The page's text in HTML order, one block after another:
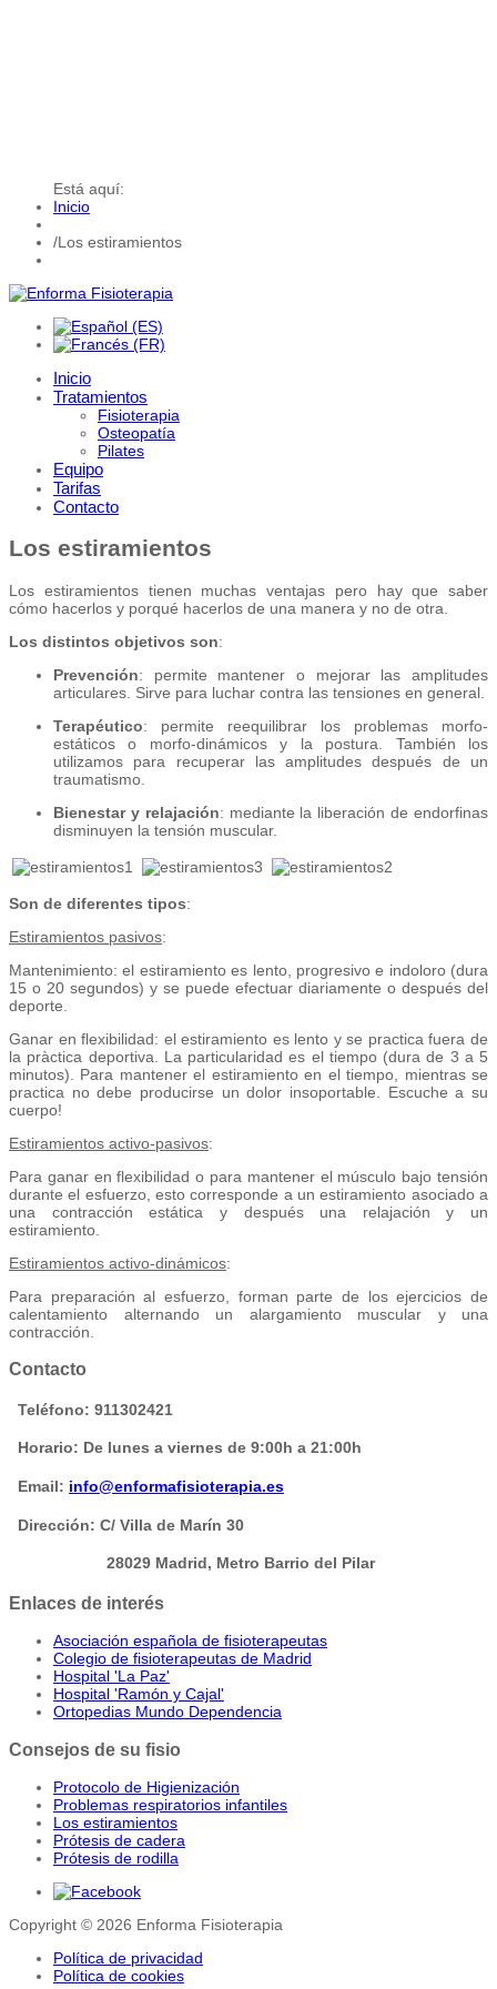
Está aquí:
Inicio
/Los estiramientos
Inicio
Tratamientos
Fisioterapia
Osteopatía
Pilates
Equipo
Tarifas
Contacto
Los estiramientos
Los estiramientos tienen muchas ventajas pero hay que saber
cómo hacerlos y porqué hacerlos de una manera y no de otra.
Los distintos objetivos son:
Prevención: permite mantener o mejorar las amplitudes
articulares. Sirve para luchar contra las tensiones en general.
Terapéutico: permite reequilibrar los problemas morfo-
estáticos o morfo-dinámicos y la postura. También los
utilizamos para recuperar las amplitudes después de un
traumatismo.
Bienestar y relajación: mediante la liberación de endorfinas
disminuyen la tensión muscular.
Son de diferentes tipos:
Estiramientos pasivos:
Mantenimiento: el estiramiento es lento, progresivo e indoloro (dura
15 o 20 segundos) y se puede efectuar diariamente o después del
deporte.
Ganar en flexibilidad: el estiramiento es lento y se practica fuera de
la pràctica deportiva. La particularidad es el tiempo (dura de 3 a 5
minutos). Para mantener el estiramiento en el tiempo, mientras se
practica no debe producirse un dolor insoportable. Escuche a su
cuerpo!
Estiramientos activo-pasivos:
Para ganar en flexibilidad o para mantener el músculo bajo tensión
durante el esfuerzo, esto corresponde a un estiramiento asociado a
una contracción estática y después una relajación y un
estiramiento.
Estiramientos activo-dinámicos:
Para preparación al esfuerzo, forman parte de los ejercicios de
calentamiento alternando un alargamiento muscular y una
contracción.
Contacto
Teléfono: 911302421
Horario: De lunes a viernes de 9:00h a 21:00h
Email: info@enformafisioterapia.es
Dirección: C/ Villa de Marín 30
28029 Madrid, Metro Barrio del Pilar
Enlaces de interés
Asociación española de fisioterapeutas
Colegio de fisioterapeutas de Madrid
Hospital 'La Paz'
Hospital 'Ramón y Cajal'
Ortopedias Mundo Dependencia
Consejos de su fisio
Protocolo de Higienización
Problemas respiratorios infantiles
Los estiramientos
Prótesis de cadera
Prótesis de rodilla
Copyright © 2026 Enforma Fisioterapia
Política de privacidad
Política de cookies